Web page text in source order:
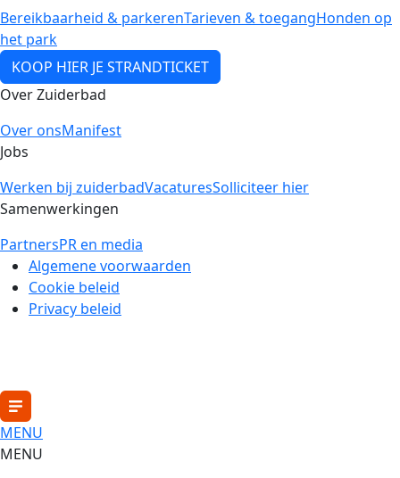
Bereikbaarheid & parkerenTarieven & toegangHonden op
het park
KOOP HIER JE STRANDTICKET
Over Zuiderbad
Over onsManifest
Jobs
Werken bij zuiderbadVacaturesSolliciteer hier
Samenwerkingen
PartnersPR en media
Algemene voorwaarden
Cookie beleid
Privacy beleid
MENU
MENU